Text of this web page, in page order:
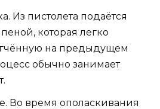
Из пистолета подаётся
которая легко
на предыдущем
обычно занимает
Во время ополаскивания